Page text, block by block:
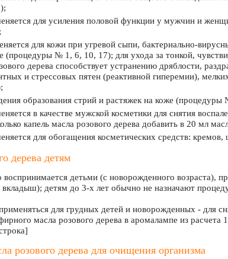
для усиления половой функции у мужчин и
для кожи при угревой сыпи, бактериально-
(процедуры № 1, 6, 10, 17); для ухода за тонкой,
дерева способствует устранению дряблости,
и стрессовых пятен (реактивной гиперемии),
образования стрий и растяжек на коже
в качестве мужской косметики для снятия
капель масла розового дерева добавить в 20 мл
для обогащения косметических средств:
дерева детям
детьми (с новорожденного возраста),
вкладыш); детям до 3-х лет обычно не назначают
для грудных детей и новорожденных - для
масла розового дерева в аромалампе из
розового дерева для очищения организма